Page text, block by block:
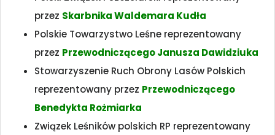
przez Skarbnika Waldemara Kudła
Polskie Towarzystwo Leśne reprezentowany
przez Przewodniczącego Janusza Dawidziuka
Stowarzyszenie Ruch Obrony Lasów Polskich
reprezentowany przez Przewodniczącego
Benedykta Rożmiarka
Związek Leśników polskich RP reprezentowany